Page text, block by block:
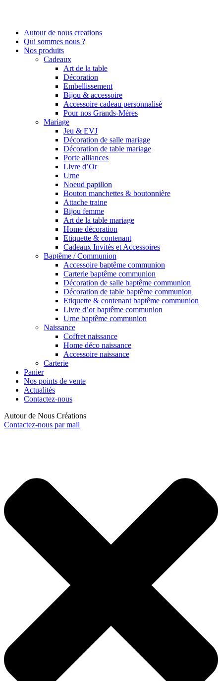
Autour de nous creations
Qui sommes nous ?
Nos produits
Cadeaux
Art de la table
Décoration
Embellissement
Bijou & accessoire
Accessoire cadeau personnalisé
Pour nos Grands-Mères
Mariage
Jeu & EVJ
Décoration de salle mariage
Décoration de table mariage
Porte alliances
Livre d’Or
Urne
Noeud papillon
Bouton manchettes & boutonnière
Attache traine
Bijou femme
Art de la table mariage
Home décoration
Etiquette & contenant
Cadeaux Invités et Accessoires
Baptême / Communion
Accessoire baptême communion
Carterie baptême communion
Décoration de salle baptême communion
Décoration de table baptême communion
Etiquette & contenant baptême communion
Livre d’or baptême communion
Urne baptême communion
Naissance
Coffret naissance
Home déco naissance
Accessoire naissance
Carterie
Panier
Nos points de vente
Actualités
Contactez-nous
Autour de Nous Créations
Contactez-nous par mail